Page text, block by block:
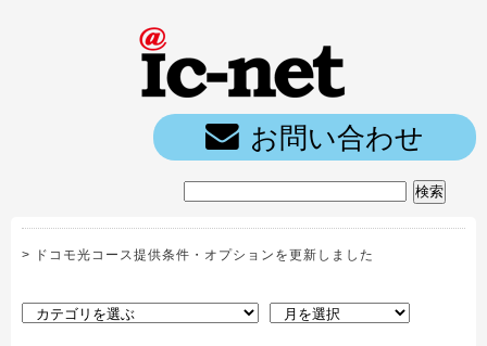
お問い合わせ
> ドコモ光コース提供条件・オプションを更新しました